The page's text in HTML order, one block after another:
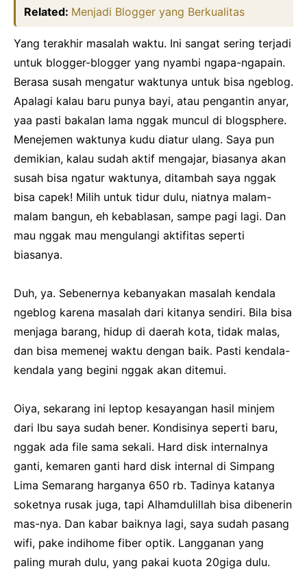
Related: Menjadi Blogger yang Berkualitas
Yang terakhir masalah waktu. Ini sangat sering terjadi
untuk blogger-blogger yang nyambi ngapa-ngapain.
Berasa susah mengatur waktunya untuk bisa ngeblog.
Apalagi kalau baru punya bayi, atau pengantin anyar,
yaa pasti bakalan lama nggak muncul di blogsphere.
Menejemen waktunya kudu diatur ulang. Saya pun
demikian, kalau sudah aktif mengajar, biasanya akan
susah bisa ngatur waktunya, ditambah saya nggak
bisa capek! Milih untuk tidur dulu, niatnya malam-
malam bangun, eh kebablasan, sampe pagi lagi. Dan
mau nggak mau mengulangi aktifitas seperti
biasanya.
Duh, ya. Sebenernya kebanyakan masalah kendala
ngeblog karena masalah dari kitanya sendiri. Bila bisa
menjaga barang, hidup di daerah kota, tidak malas,
dan bisa memenej waktu dengan baik. Pasti kendala-
kendala yang begini nggak akan ditemui.
Oiya, sekarang ini leptop kesayangan hasil minjem
dari Ibu saya sudah bener. Kondisinya seperti baru,
nggak ada file sama sekali. Hard disk internalnya
ganti, kemaren ganti hard disk internal di Simpang
Lima Semarang harganya 650 rb. Tadinya katanya
soketnya rusak juga, tapi Alhamdulillah bisa dibenerin
mas-nya. Dan kabar baiknya lagi, saya sudah pasang
wifi, pake indihome fiber optik. Langganan yang
paling murah dulu, yang pakai kuota 20giga dulu.